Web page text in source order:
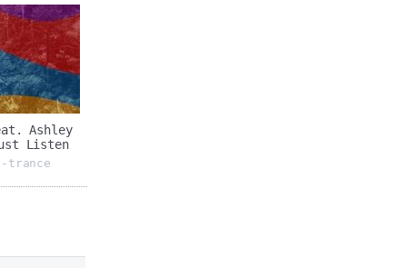
Ashley
Listen